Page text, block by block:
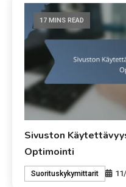
17 MINS READ
Sivuston
Optimointi
Suorituskykymittarit